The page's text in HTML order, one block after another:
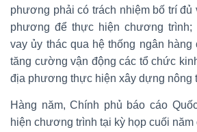
phương phải có trách nhiệm bố trí đủ
phương để thực hiện chương trình;
vay ủy thác qua hệ thống ngân hàng
tăng cường vận động các tổ chức
địa phương thực hiện xây dựng nông
Hàng năm, Chính phủ báo cáo
hiện chương trình tại kỳ họp cuối năm